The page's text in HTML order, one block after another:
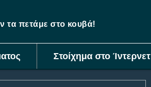
τα πετάμε στο κουβά!
Στοίχημα στο Ίντερνετ